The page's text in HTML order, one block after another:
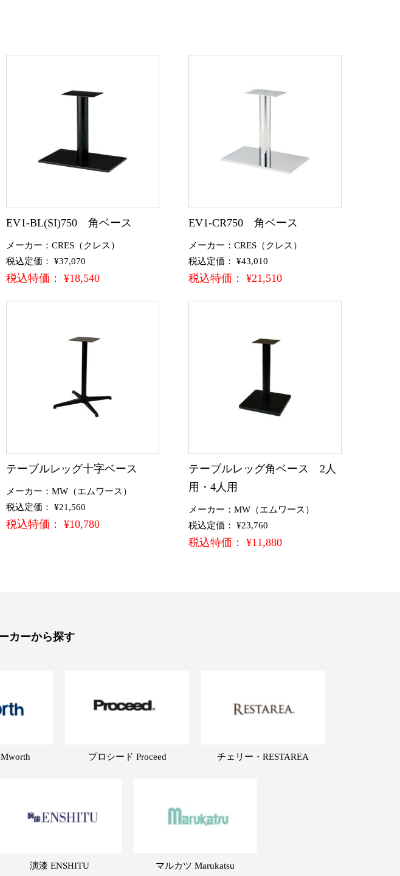
EV1-BL(SI)750 角ベース
メーカー：CRES（クレス）
税込定価： ¥37,070
税込特価： ¥18,540
EV1-CR750 角ベース
メーカー：CRES（クレス）
税込定価： ¥43,010
税込特価： ¥21,510
テーブルレッグ十字ベース
メーカー：MW（エムワース）
税込定価： ¥21,560
税込特価： ¥10,780
テーブルレッグ角ベース 2人
用・4人用
メーカー：MW（エムワース）
税込定価： ¥23,760
税込特価： ¥11,880
カーから探す
プロシード Proceed チェリー・RESTAREA
演漆 ENSHITU マルカツ Marukatsu